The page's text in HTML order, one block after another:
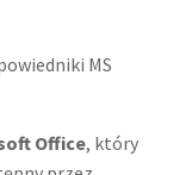
MS
Office, który